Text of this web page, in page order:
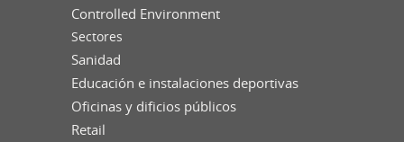
Controlled Environment
Sectores
Sanidad
Educación e instalaciones deportivas
Oficinas y dificios públicos
Retail